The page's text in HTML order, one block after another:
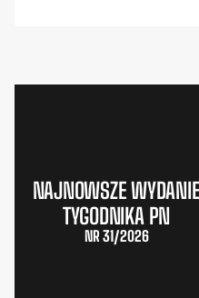
NAJNOWSZE WYDANIE
TYGODNIKA PN
NR 31/2026